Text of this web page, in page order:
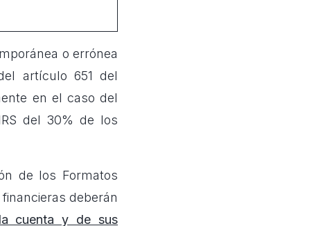
o errónea
artículo 651 del
en el caso del
del 30% de los
de los Formatos
deberán
cuenta y de sus